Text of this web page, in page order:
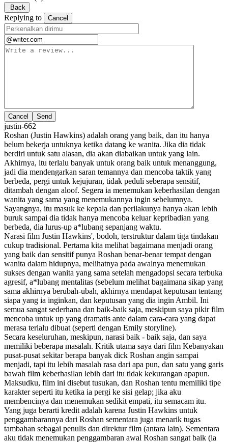
Back
Replying to Cancel
Cancel
justin-662
Roshan (Justin Hawkins) adalah orang yang baik, dan itu hanya
belum bekerja untuknya ketika datang ke wanita. Jika dia tidak
berdiri untuk satu alasan, dia akan diabaikan untuk yang lain.
Akhirnya, itu terlalu banyak untuk orang baik untuk menanggung,
jadi dia mendengarkan saran temannya dan mencoba taktik yang
berbeda, pergi untuk kejujuran, tidak peduli seberapa sensitif,
ditambah dengan aloof. Segera ia menemukan keberhasilan dengan
wanita yang sama yang menemukannya ingin sebelumnya.
Sayangnya, itu masuk ke kepala dan perilakunya hanya akan lebih
buruk sampai dia tidak hanya mencoba keluar kepribadian yang
berbeda, dia lurus-up a*lubang sepanjang waktu.
Narasi film Justin Hawkins', bodoh, terstruktur dalam tiga tindakan
cukup tradisional. Pertama kita melihat bagaimana menjadi orang
yang baik dan sensitif punya Roshan benar-benar tempat dengan
wanita dalam hidupnya, melihatnya pada awalnya menemukan
sukses dengan wanita yang sama setelah mengadopsi secara terbuka
agresif, a*lubang mentalitas (sebelum melihat bagaimana sikap yang
sama akhirnya berubah-ubah, akhirnya mendapat keputusan tentang
siapa yang ia inginkan, dan keputusan yang dia ingin Ambil. Ini
semua sangat sederhana dan baik-baik saja, meskipun saya pikir film
mencoba untuk up yang dramatis ante dalam cara-cara yang dapat
merasa terlalu dibuat (seperti dengan Emily storyline).
Secara keseluruhan, meskipun, narasi baik - baik saja, dan saya
memiliki beberapa masalah. Kritik utama saya dari film Kebanyakan
pusat-pusat sekitar berapa banyak dick Roshan angin sampai
menjadi, tapi itu lebih masalah rasa dari apa pun, dan satu yang garis
bawah film keberhasilan lebih dari itu tidak kekurangan apapun.
Maksudku, film ini disebut tusukan, dan Roshan tentu memiliki tipe
karakter seperti itu ketika ia pergi ke sisi gelap; jika aku
membencinya dan menemukan sedikit empati, itu semacam itu.
Yang juga berarti kredit adalah karena Justin Hawkins untuk
penggambarannya dari Roshan sementara juga menarik tugas
tambahan sebagai penulis dan direktur film (antara lain). Sementara
aku tidak menemukan penggambaran awal Roshan sangat baik (ia